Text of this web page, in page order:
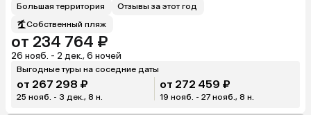
Большая территория
Отзывы за этот год
Собственный пляж
от 234 764 ₽
26 нояб. - 2 дек., 6 ночей
Выгодные туры на соседние даты
от 267 298 ₽
25 нояб. - 3 дек., 8 н.
от 272 459 ₽
19 нояб. - 27 нояб., 8 н.